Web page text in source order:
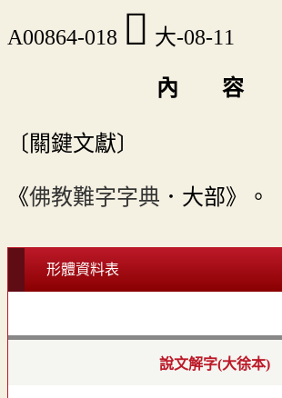
A00864-018 󱎎 大-08-11
內 容
〔關鍵文獻〕
《佛教難字字典 ．大部》。
形體資料表
說文解字(大徐本)